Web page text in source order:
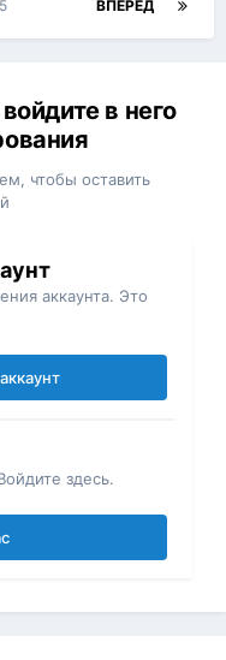
ВПЕРЁД
в него
чтобы оставить
аккаунта. Это
здесь.